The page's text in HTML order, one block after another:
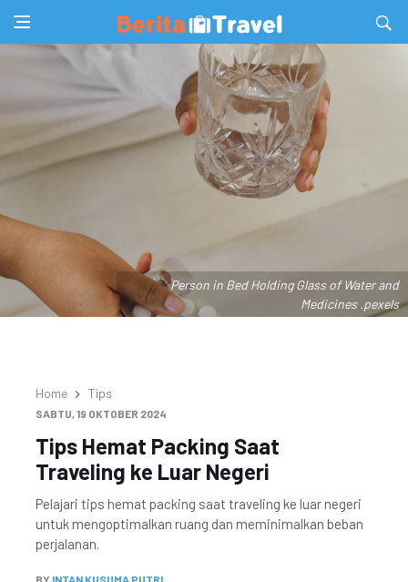
Person in Bed Holding Glass of Water and
Medicines .pexels
Home Tips
SABTU, 19 OKTOBER 2024
Tips Hemat Packing Saat
Traveling ke Luar Negeri
Pelajari tips hemat packing saat traveling ke luar negeri
untuk mengoptimalkan ruang dan meminimalkan beban
perjalanan.
BY INTAN KUSUMA PUTRI